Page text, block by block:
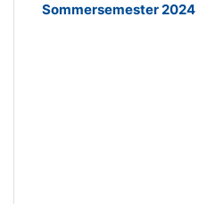
Sommersemester 2024